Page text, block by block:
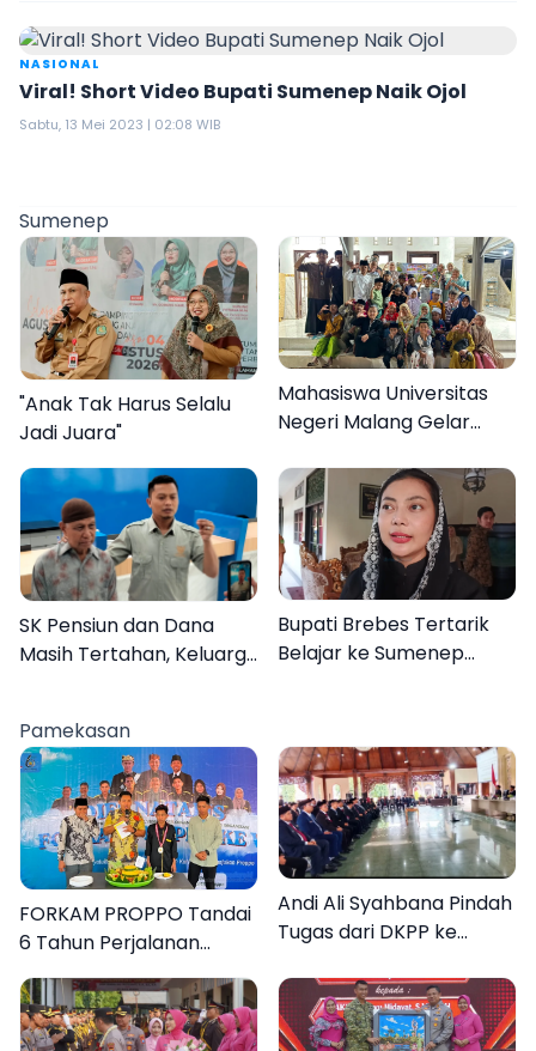
NASIONAL
Viral! Short Video Bupati Sumenep Naik Ojol
Sabtu, 13 Mei 2023 | 02:08 WIB
Sumenep
"Anak Tak Harus Selalu
Jadi Juara"
Mahasiswa Universitas
Negeri Malang Gelar
Desa Dapenda
SK Pensiun dan Dana
Masih Tertahan, Keluarga
Bupati Brebes Tertarik
Belajar ke Sumenep
Pamekasan
FORKAM PROPPO Tandai
6 Tahun Perjalanan
dengan Peluncuran Mars,
Hymne, dan Buku
Organisasi
Andi Ali Syahbana Pindah
Tugas dari DKPP ke